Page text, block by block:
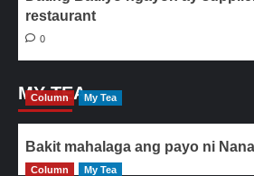
restaurant
0
MY TEA
Column My Tea
Bakit mahalaga ang payo ni
Column My Tea